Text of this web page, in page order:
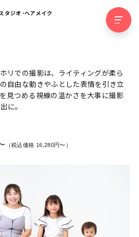
タジオ･ヘアメイク
リでの撮影は、ライティングが柔ら
自由な動きやふとした表情を引き立
見つめる視線の温かさを大事に撮影
に。
（税込価格 16,280円〜）